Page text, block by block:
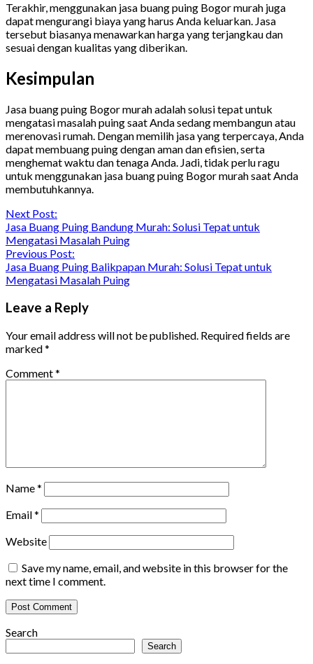
Terakhir, menggunakan jasa buang puing Bogor murah juga
dapat mengurangi biaya yang harus Anda keluarkan. Jasa
tersebut biasanya menawarkan harga yang terjangkau dan
sesuai dengan kualitas yang diberikan.
Kesimpulan
Jasa buang puing Bogor murah adalah solusi tepat untuk
mengatasi masalah puing saat Anda sedang membangun atau
merenovasi rumah. Dengan memilih jasa yang terpercaya, Anda
dapat membuang puing dengan aman dan efisien, serta
menghemat waktu dan tenaga Anda. Jadi, tidak perlu ragu
untuk menggunakan jasa buang puing Bogor murah saat Anda
membutuhkannya.
Continue
Reading
Next Post:
Jasa Buang Puing Bandung Murah: Solusi Tepat untuk
Mengatasi Masalah Puing
Previous Post:
Jasa Buang Puing Balikpapan Murah: Solusi Tepat untuk
Mengatasi Masalah Puing
Leave a Reply
Your email address will not be published. Required fields are
marked*
Comment*
Name*
Email*
Website
Save my name, email, and website in this browser for the
next time I comment.
Search
Search